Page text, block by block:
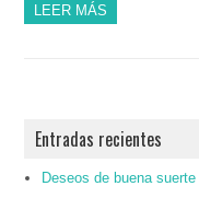
LEER MÁS
Entradas recientes
Deseos de buena